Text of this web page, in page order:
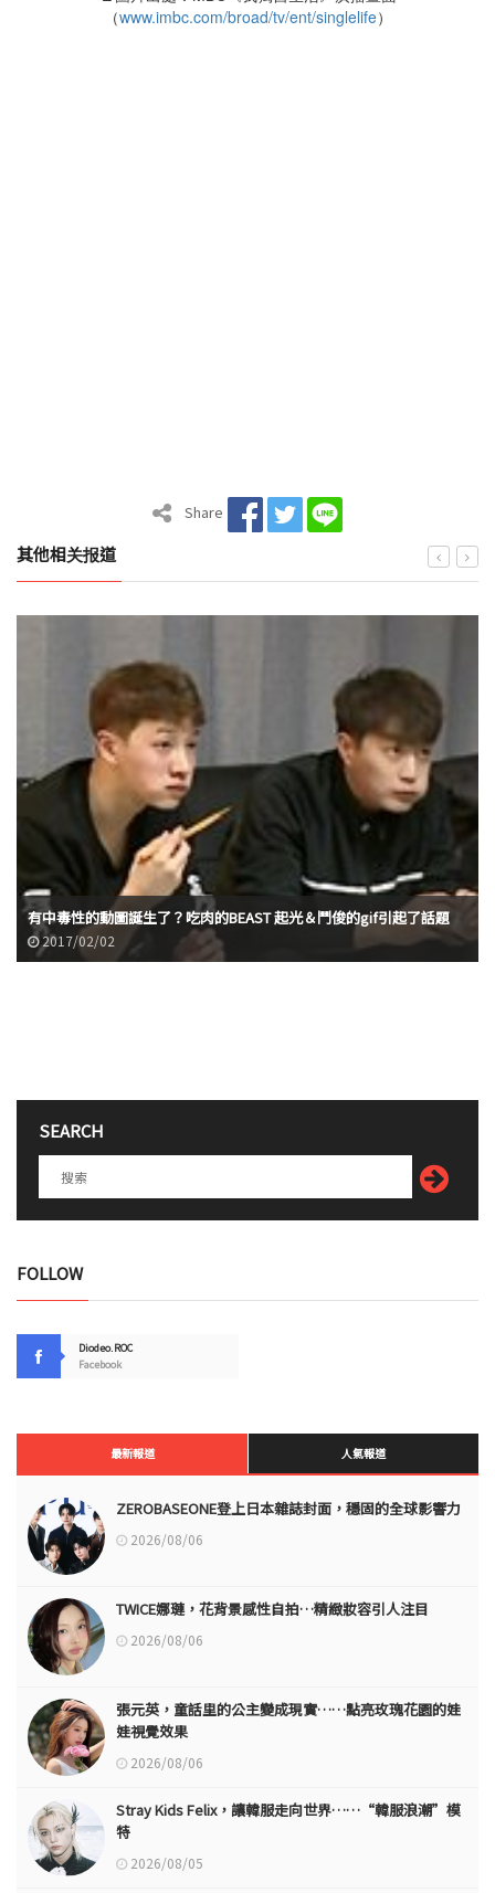
（www.imbc.com/broad/tv/ent/singlelife）
Share
其他相关报道
有中毒性的動圖誕生了？吃肉的BEAST 起光＆鬥俊的gif引起了話題
2017/02/02
SEARCH
FOLLOW
Diodeo.ROC
Facebook
最新報道 人氣報道
ZEROBASEONE登上日本雜誌封面，穩固的全球影響力
2026/08/06
TWICE娜璉，花背景感性自拍…精緻妝容引人注目
2026/08/06
張元英，童話里的公主變成現實……點亮玫瑰花園的娃
娃視覺效果
2026/08/06
Stray Kids Felix，讓韓服走向世界……“韓服浪潮”模
特
2026/08/05